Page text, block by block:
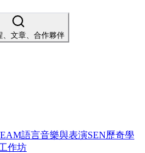
、文章、合作夥伴
語言音樂與表演SEN歷奇學
作坊